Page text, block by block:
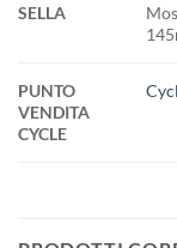
SELLA
PUNTO
VENDITA
CYCLE